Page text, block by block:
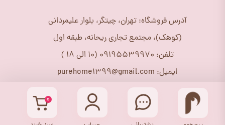
آدرس فروشگاه: تهران، چیتگر، بلوار علیمردانی
(کوهک)، مجتمع تجاری ریحانه، طبقه اول
تلفن: 09195539970 (10 الی 18 )
ایمیل: purehome1399@gmail.com
۰